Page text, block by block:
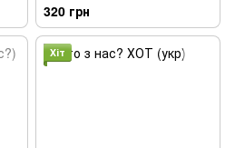
320 грн
Хіт